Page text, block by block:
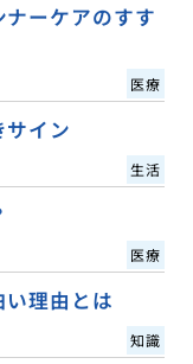
ーケアのすす
医療
イン
生活
医療
理由とは
知識